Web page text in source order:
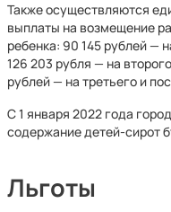
Также осуществляются
выплаты на возмещение
ребенка: 90 145 рублей —
126 203 рубля — на
рублей — на третьего и
С 1 января 2022 года
содержание детей-сирот
Льготы